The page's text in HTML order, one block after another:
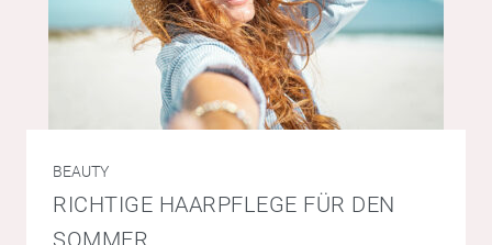
BEAUTY
RICHTIGE HAARPFLEGE FÜR DEN